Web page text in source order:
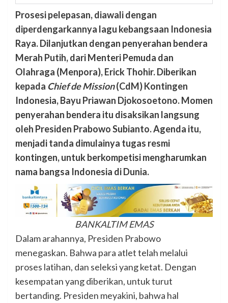
Prosesi pelepasan, diawali dengan
diperdengarkannya lagu kebangsaan Indonesia
Raya. Dilanjutkan dengan penyerahan bendera
Merah Putih, dari Menteri Pemuda dan
Olahraga (Menpora), Erick Thohir. Diberikan
kepada Chief de Mission(CdM) Kontingen
Indonesia, Bayu Priawan Djokosoetono. Momen
penyerahan bendera itu disaksikan langsung
oleh Presiden Prabowo Subianto. Agenda itu,
menjadi tanda dimulainya tugas resmi
kontingen, untuk berkompetisi mengharumkan
nama bangsa Indonesia di Dunia.
BANKALTIM EMAS
Dalam arahannya, Presiden Prabowo
menegaskan. Bahwa para atlet telah melalui
proses latihan, dan seleksi yang ketat. Dengan
kesempatan yang diberikan, untuk turut
bertanding. Presiden meyakini, bahwa hal